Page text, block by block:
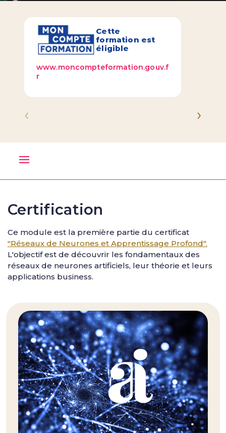
Cette
formation est
éligible
www.moncompteformation.gouv.f
r
‹ ›
Certification
Ce module est la première partie du certificat
"Réseaux de Neurones et Apprentissage Profond".
L'objectif est de découvrir les fondamentaux des
réseaux de neurones artificiels, leur théorie et leurs
applications business.